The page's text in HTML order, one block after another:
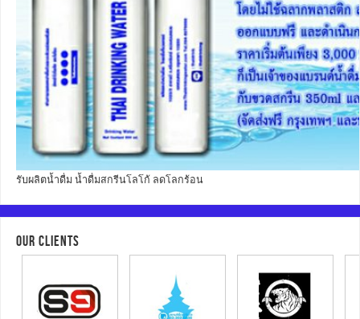
รับผลิตน้ำดื่ม น้ำดื่มสกรีนโลโก้ ลดโลกร้อน
OUR CLIENTS